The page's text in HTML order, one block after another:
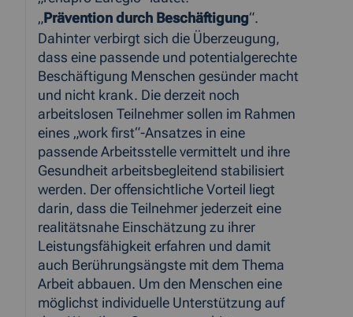
„ Prävention durch Beschäftigung“.
Dahinter verbirgt sich die Überzeugung,
dass eine passende und potentialgerechte
Beschäftigung Menschen gesünder macht
und nicht krank. Die derzeit noch
arbeitslosen Teilnehmer sollen im Rahmen
eines „work first“-Ansatzes in eine
passende Arbeitsstelle vermittelt und ihre
Gesundheit arbeitsbegleitend stabilisiert
werden. Der offensichtliche Vorteil liegt
darin, dass die Teilnehmer jederzeit eine
realitätsnahe Einschätzung zu ihrer
Leistungsfähigkeit erfahren und damit
auch Berührungsängste mit dem Thema
Arbeit abbauen. Um den Menschen eine
möglichst individuelle Unterstützung auf